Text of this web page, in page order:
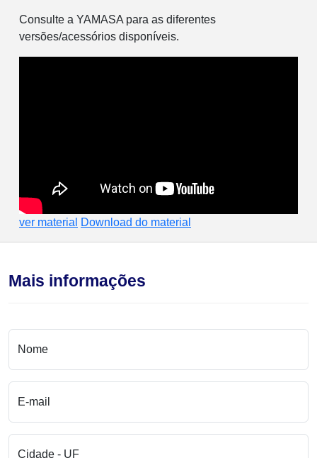
Consulte a YAMASA para as diferentes
versões/acessórios disponíveis.
ver material Download do material
Mais informações
Nome
E-mail
Cidade - UF